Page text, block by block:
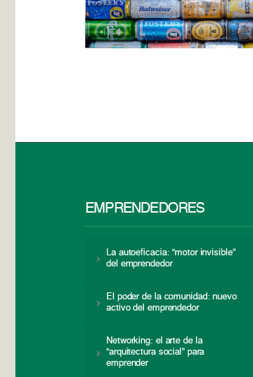
EMPRENDEDORES
La autoeficacia: “motor invisible”
del emprendedor
El poder de la comunidad: nuevo
activo del emprendedor
Networking: el arte de la
“arquitectura social” para
emprender